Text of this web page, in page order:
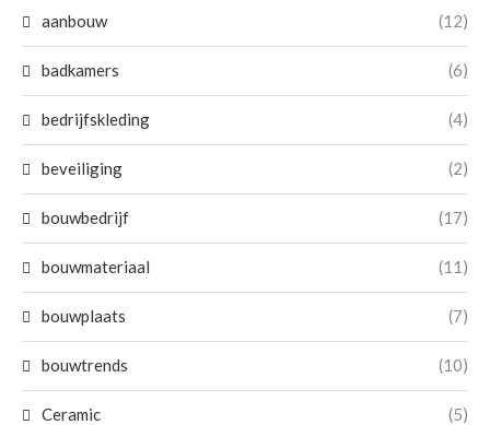
aanbouw (12)
badkamers (6)
bedrijfskleding (4)
beveiliging (2)
bouwbedrijf (17)
bouwmateriaal (11)
bouwplaats (7)
bouwtrends (10)
Ceramic (5)